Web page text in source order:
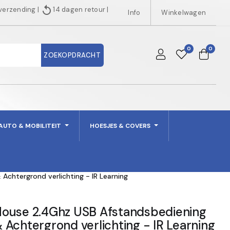
| replay14 dagen retour | Info Winkelwagen
ZOEKOPDRACHT
0 0
& MOBILITEIT HOESJES & COVERS
verlichting - IR Learning
2.4Ghz USB Afstandsbediening
verlichting - IR Learning